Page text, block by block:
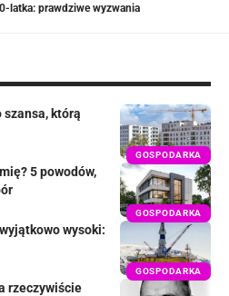
latka: prawdziwe wyzwania
GOSPODARKA
szansa, którą
GOSPODARKA
5 powodów,
GOSPODARKA
wysoki:
rzeczywiście